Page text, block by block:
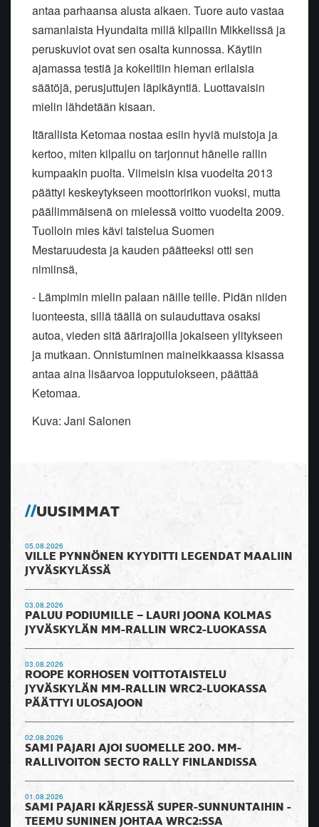
antaa parhaansa alusta alkaen. Tuore auto vastaa
samanlaista Hyundaita millä kilpailin Mikkelissä ja
peruskuviot ovat sen osalta kunnossa. Käytiin
ajamassa testiä ja kokeiltiin hieman erilaisia
säätöjä, perusjuttujen läpikäyntiä. Luottavaisin
mielin lähdetään kisaan.
Itärallista Ketomaa nostaa esiin hyviä muistoja ja
kertoo, miten kilpailu on tarjonnut hänelle rallin
kumpaakin puolta. Viimeisin kisa vuodelta 2013
päättyi keskeytykseen moottoririkon vuoksi, mutta
päällimmäisenä on mielessä voitto vuodelta 2009.
Tuolloin mies kävi taistelua Suomen
Mestaruudesta ja kauden päätteeksi otti sen
nimiinsä,
- Lämpimin mielin palaan näille teille. Pidän niiden
luonteesta, sillä täällä on sulauduttava osaksi
autoa, vieden sitä äärirajoilla jokaiseen ylitykseen
ja mutkaan. Onnistuminen maineikkaassa kisassa
antaa aina lisäarvoa lopputulokseen, päättää
Ketomaa.
Kuva: Jani Salonen
UUSIMMAT
05.08.2026
VILLE PYNNÖNEN KYYDITTI LEGENDAT MAALIIN
JYVÄSKYLÄSSÄ
03.08.2026
PALUU PODIUMILLE – LAURI JOONA KOLMAS
JYVÄSKYLÄN MM-RALLIN WRC2-LUOKASSA
03.08.2026
ROOPE KORHOSEN VOITTOTAISTELU
JYVÄSKYLÄN MM-RALLIN WRC2-LUOKASSA
PÄÄTTYI ULOSAJOON
02.08.2026
SAMI PAJARI AJOI SUOMELLE 200. MM-
RALLIVOITON SECTO RALLY FINLANDISSA
01.08.2026
SAMI PAJARI KÄRJESSÄ SUPER-SUNNUNTAIHIN -
TEEMU SUNINEN JOHTAA WRC2:SSA